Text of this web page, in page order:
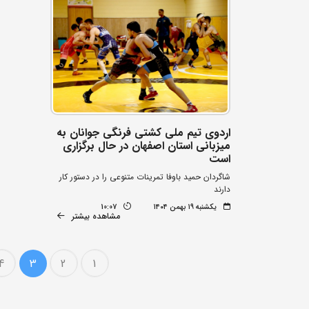
اردوی تیم ملی کشتی فرنگی جوانان به
میزبانی استان اصفهان در حال برگزاری
است
شاگردان حمید باوفا تمرینات متنوعی را در دستور کار
دارند
یکشنبه ۱۹ بهمن ۱۴۰۴ 10:07
مشاهده بیشتر
1
2
3